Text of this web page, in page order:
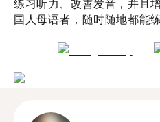
练习听力、改善发音，并且
国人母语者，随时随地都能